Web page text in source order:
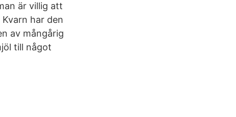
är villig att
har den
av mångårig
till något